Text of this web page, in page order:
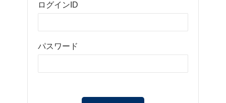
ログインID
パスワード